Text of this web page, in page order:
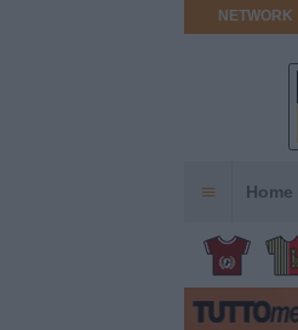
NETWORK
Home